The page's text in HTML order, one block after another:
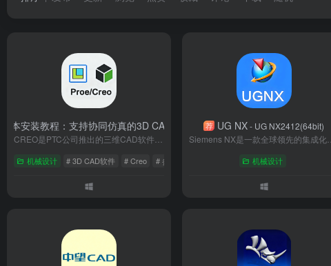
本安装教程：支持协同仿真的3D CAD工具详解- PTC CREO 13.0
机械设计 # 3D CAD软件 # Creo # 参数化建模
荐 UG NX- UG NX2412(64bit)
Siemens NX是一款全球领先的集成化CAD/CAM/CAE工业软件，覆盖产品设计、仿真验证、数控加工及全生命周期管理。其同步建模技术、高级曲面设计和多学科协同能力，广泛应用于汽车、航空、机械等领域。支持从概念设计到智能制造的完整流程，结合AI与云协作技术，助力企业实现数字化转型。凭借高精度与开放性，NX成为高端制造行业的核心工具。
机械设计
荐 新 SolidWorks2021-